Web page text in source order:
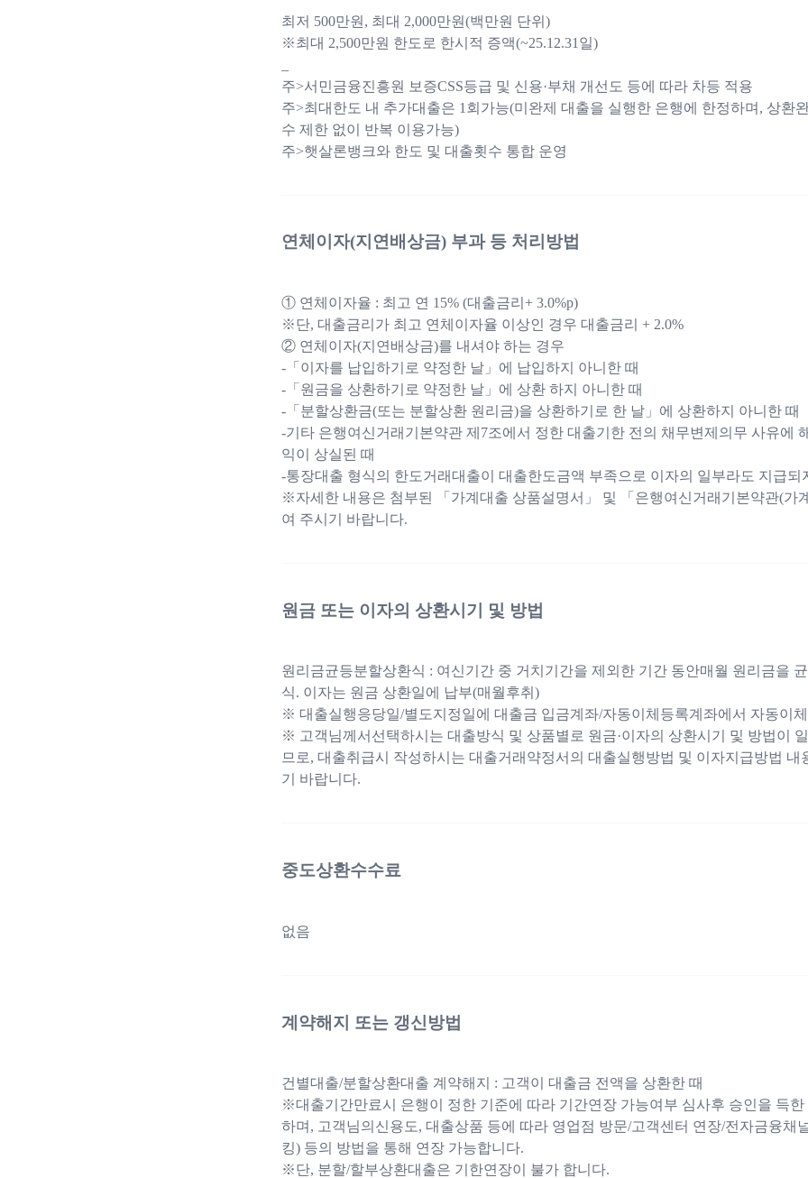
최저 500만원, 최대 2,000만원(백만원 단위)
※최대 2,500만원 한도로 한시적 증액(~25.12.31일)
주>서민금융진흥원 보증CSS등급 및 신용·부채 개선도 등에 따라 차등 적용
주>최대한도 내 추가대출은 1회가능(미완제 대출을 실행한 은행에 한정하며, 상환
수 제한 없이 반복 이용가능)
주>햇살론뱅크와 한도 및 대출횟수 통합 운영
연체이자(지연배상금) 부과 등 처리방법
① 연체이자율 : 최고 연 15% (대출금리+ 3.0%p)
※단, 대출금리가 최고 연체이자율 이상인 경우 대출금리 + 2.0%
② 연체이자(지연배상금)를 내셔야 하는 경우
-「이자를 납입하기로 약정한 날」에 납입하지 아니한 때
-「원금을 상환하기로 약정한 날」에 상환 하지 아니한 때
-「분할상환금(또는 분할상환 원리금)을 상환하기로 한 날」에 상환하지 아니한 때
-기타 은행여신거래기본약관 제7조에서 정한 대출기한 전의 채무변제의무 사유에
익이 상실된 때
-통장대출 형식의 한도거래대출이 대출한도금액 부족으로 이자의 일부라도 지급되
※자세한 내용은 첨부된 「가계대출 상품설명서」 및 「은행여신거래기본약관(가
여 주시기 바랍니다.
원금 또는 이자의 상환시기 및 방법
원리금균등분할상환식 : 여신기간 중 거치기간을 제외한 기간 동안매월 원리금을
식. 이자는 원금 상환일에 납부(매월후취)
※ 대출실행응당일/별도지정일에 대출금 입금계좌/자동이체등록계좌에서 자동이
※ 고객님께서선택하시는 대출방식 및 상품별로 원금·이자의 상환시기 및 방법이
므로, 대출취급시 작성하시는 대출거래약정서의 대출실행방법 및 이자지급방법 내
기 바랍니다.
중도상환수수료
없음
계약해지 또는 갱신방법
건별대출/분할상환대출 계약해지 : 고객이 대출금 전액을 상환한 때
※대출기간만료시 은행이 정한 기준에 따라 기간연장 가능여부 심사후 승인을 득한
하며, 고객님의신용도, 대출상품 등에 따라 영업점 방문/고객센터 연장/전자금융채
킹) 등의 방법을 통해 연장 가능합니다.
※단, 분할/할부상환대출은 기한연장이 불가 합니다.